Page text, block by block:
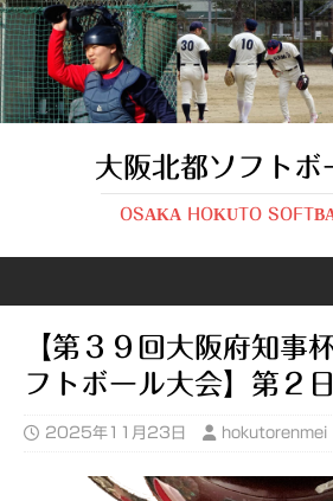
大阪北都ソフトボ
OSAKA HOKUTO
【第３９回大阪府知事
フトボール大会】第２
2025年11月23日 hokutorenmei